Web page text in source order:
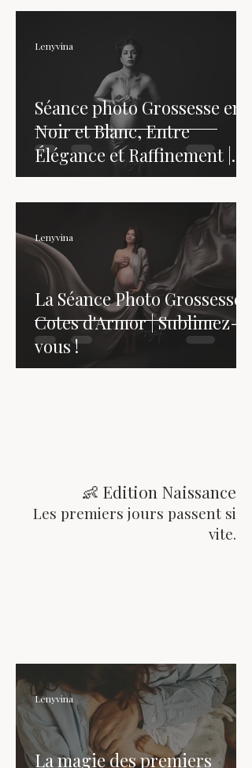
Séance photo Grossesse en
Noir et Blanc, Entre
Élégance et Raffinement |
Lenyvina Photographe |
Saint-Brieuc - Côtes
d'Armor - Bretagne
Lenyvina
La Séance Photo Grossesse |
Cotes d'Armor | Sublimez-
vous !
Lenyvina
👶 Edition Naissance
Les premiers jours passent si
vite.
La magie des premiers
Lenyvina